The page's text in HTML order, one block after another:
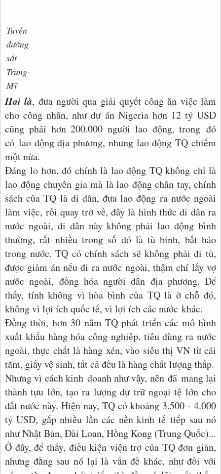
Tuyến
đường
sắt
Trung-
Mỹ
Hai là, đưa người qua giải quyết công ăn việc làm
cho công nhân, như dự án Nigeria hơn 12 tỷ USD
cũng phải hơn 200.000 người lao động, trong đó
có lao động địa phương, nhưng lao động TQ chiếm
một nửa.
Đáng lo hơn, đó chính là lao động TQ không chỉ là
lao động chuyên gia mà là lao động chân tay, chính
sách của TQ là di dân, đưa lao động ra nước ngoài
làm việc, rồi quay trở về, đây là hình thức di dân ra
nước ngoài, di dân này không phải lao động bình
thường, rất nhiều trong số đó là tù binh, bất hảo
trong nước. TQ có chính sách sẽ không phải đi tù,
được giảm án nếu đi ra nước ngoài, thậm chí lấy vợ
nước ngoài, đồng hóa người dân địa phương. Để
thấy, tính không vì hòa bình của TQ là ở chỗ đó,
không vì lợi ích quốc tế, vì lợi ích các nước khác.
Đồng thời, hơn 30 năm TQ phát triển các mô hình
xuất khẩu hàng hóa công nghiệp, tiêu dùng ra nước
ngoài, thực chất là hàng xén, vào siêu thị VN từ cái
tăm, giấy vệ sinh, tất cả đều là hàng chất lượng thấp.
Nhưng vì cách kinh doanh như vậy, nên đã mang lại
thành tựu lớn, tạo ra lượng dự trữ ngoại tệ lớn cho
đất nước này. Hiện nay, TQ có khoảng 3.500 - 4.000
tỷ USD, gấp nhiều lần các nền kinh tế tiếp sau nó
như Nhật Bản, Đài Loan, Hồng Kong (Trung Quốc)...
Ở đây, để thấy, điều kiện viện trợ của TQ đơn giản,
nhưng đằng sau nó lại là vấn đề khác, như đối với